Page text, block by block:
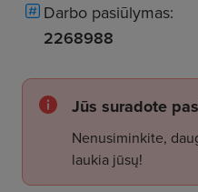
Darbo pasiūlymas:
2268988
Jūs suradote
Nenusiminkite,
laukia jūsų!